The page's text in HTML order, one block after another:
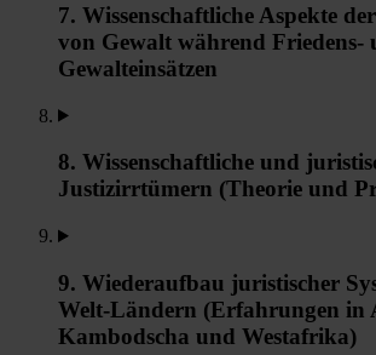
7. Wissenschaftliche Aspekte
von Gewalt während Friedens-
Gewalteinsätzen
8. Wissenschaftliche und
Justizirrtümern (Theorie und
9. Wiederaufbau juristischer
Welt-Ländern (Erfahrungen in
Kambodscha und Westafrika)